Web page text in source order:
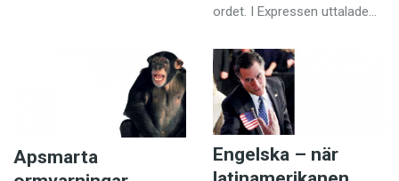
ordet. I Expressen uttalade…
Apsmarta
Engelska – när